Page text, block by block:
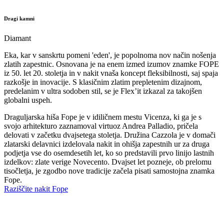
Dragi kamni
Diamant
Eka, kar v sanskrtu pomeni 'eden', je popolnoma nov način nošenja
zlatih zapestnic. Osnovana je na enem izmed izumov znamke FOPE
iz 50. let 20. stoletja in v nakit vnaša koncept fleksibilnosti, saj spaja
razkošje in inovacije. S klasičnim zlatim prepletenim dizajnom,
predelanim v ultra sodoben stil, se je Flex’it izkazal za takojšen
globalni uspeh.
Draguljarska hiša Fope je v idiličnem mestu Vicenza, ki ga je s
svojo arhitekturo zaznamoval virtuoz Andrea Palladio, pričela
delovati v začetku dvajsetega stoletja. Družina Cazzola je v domači
zlatarski delavnici izdelovala nakit in ohišja zapestnih ur za druga
podjetja vse do osemdesetih let, ko so predstavili prvo linijo lastnih
izdelkov: zlate verige Novecento. Dvajset let pozneje, ob prelomu
tisočletja, je zgodbo nove tradicije začela pisati samostojna znamka
Fope.
Raziščite nakit Fope